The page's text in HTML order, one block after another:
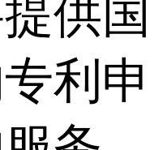
供国
利申